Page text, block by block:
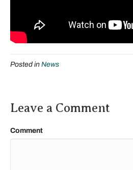
Posted in News
Leave a Comment
Comment